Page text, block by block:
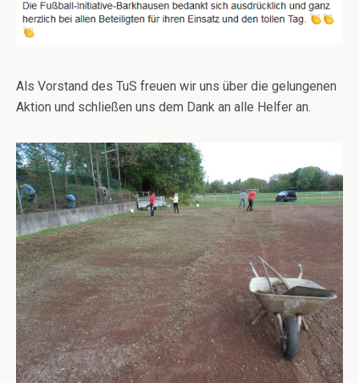
Als Vorstand des TuS freuen wir uns über die gelungenen
Aktion und schließen uns dem Dank an alle Helfer an.